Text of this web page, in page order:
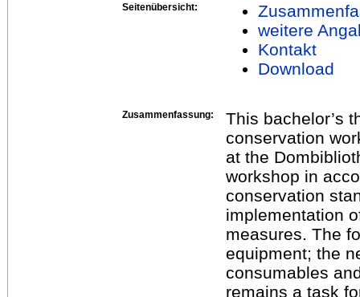
Seitenübersicht:
weitere
Kontakt
Download
Zusammenfassung:
This bachelor’s
conservation
at the
workshop in
conservation
implementation
measures. The
equipment; the
consumables
remains a task